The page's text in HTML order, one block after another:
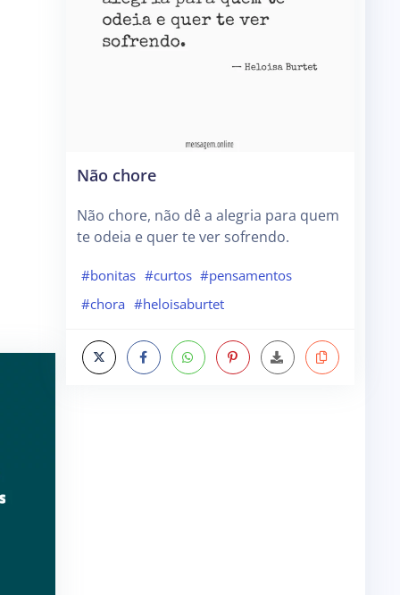
Não chore
Não chore, não dê a alegria para quem
te odeia e quer te ver sofrendo.
#bonitas #curtos #pensamentos
#chora #heloisaburtet